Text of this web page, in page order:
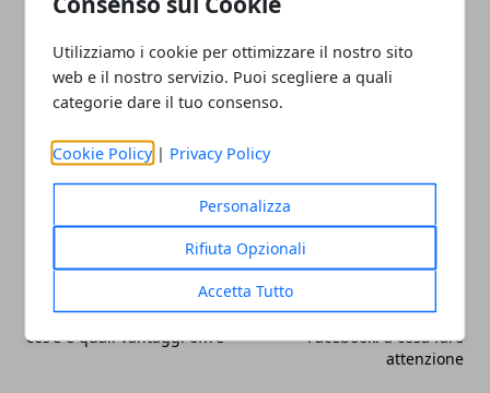
Utilizziamo i cookie per ottimizzare il nostro sito
web e il nostro servizio. Puoi scegliere a quali
categorie dare il tuo consenso.
Cookie Policy | Privacy Policy
Personalizza
Rifiuta Opzionali
Accetta Tutto
Facebook
TwitterWhatsapp
Digital transformation: che
cos'è e quali vantaggi offre
Truffe sul Marketplace di
Facebook: a cosa fare
attenzione